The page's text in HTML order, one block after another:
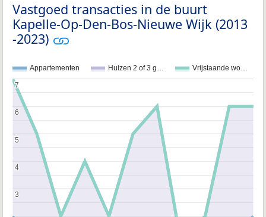
Vastgoed transacties in de buurt
Kapelle-Op-Den-Bos-Nieuwe Wijk (2013
-2023)
Appartementen Huizen 2 of 3 g… Vrijstaande wo…
3
3
4
4
5
5
6
6
7
7